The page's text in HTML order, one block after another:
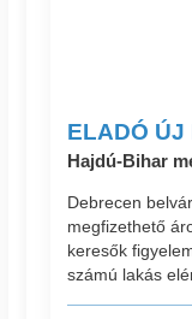
ELADÓ ÚJ
Hajdú-Bihar
Debrecen
megfizethető
keresők
számú lakás